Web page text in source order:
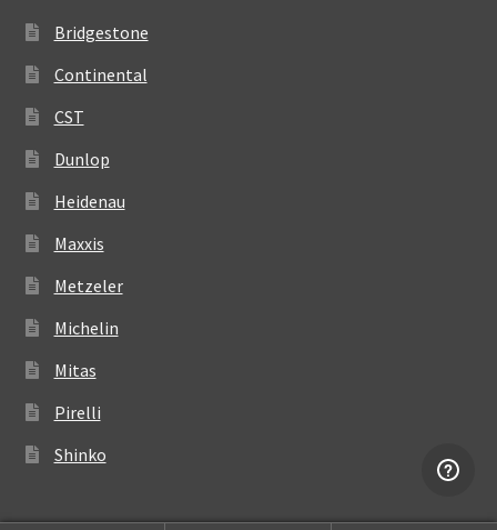
Bridgestone
Continental
CST
Dunlop
Heidenau
Maxxis
Metzeler
Michelin
Mitas
Pirelli
Shinko